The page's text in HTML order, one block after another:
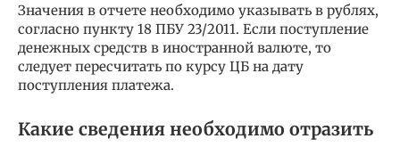
Значения в отчете необходимо указывать в рублях,
согласно пункту 18 ПБУ 23/2011. Если поступление
денежных средств в иностранной валюте, то
следует пересчитать по курсу ЦБ на дату
поступления платежа.
Какие сведения необходимо отразить